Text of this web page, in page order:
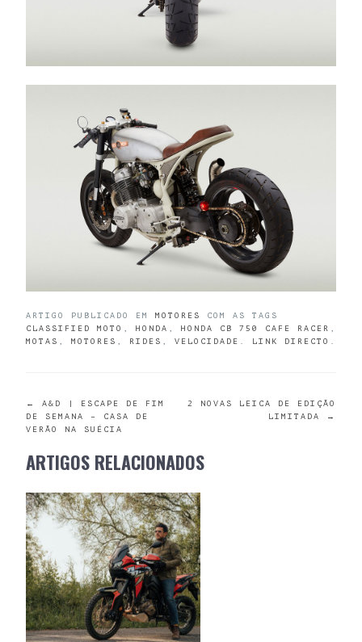
ARTIGO PUBLICADO EM MOTORES
COM AS TAGS
CLASSIFIED MOTO
HONDA HONDA CB 750 CAFE RACER
MOTAS
MOTORES RIDES VELOCIDADE LINK DIRECTO
POST
NAVIGATION
←
A&D | ESCAPE DE FIM
DE SEMANA – CASA DE
VERÃO NA SUÉCIA
2 NOVAS LEICA DE EDIÇÃO
LIMITADA
→
ARTIGOS RELACIONADOS